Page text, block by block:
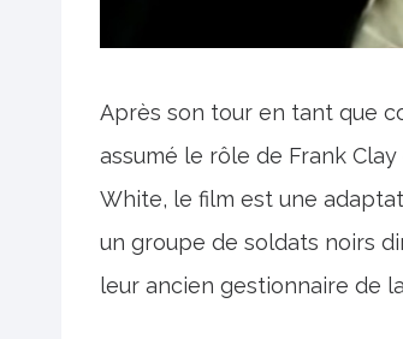
Après son tour en tant que
assumé le rôle de Frank
White, le film est une
un groupe de soldats noirs
leur ancien gestionnaire de